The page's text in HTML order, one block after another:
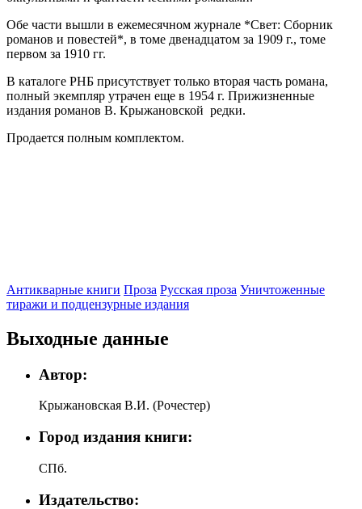
Обе части вышли в ежемесячном журнале *Свет: Сборник
романов и повестей*, в томе двенадцатом за 1909 г., томе
первом за 1910 гг.
В каталоге РНБ присутствует только вторая часть романа,
полный экемпляр утрачен еще в 1954 г. Прижизненные
издания романов В. Крыжановской редки.
Продается полным комплектом.
Антикварные книги Проза Русская проза Уничтоженные
тиражи и подцензурные издания
Выходные данные
Автор:
Крыжановская В.И. (Рочестер)
Город издания книги:
СПб.
Издательство: